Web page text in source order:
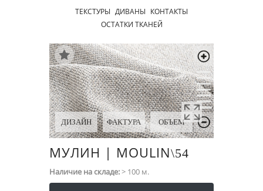
ТЕКСТУРЫ ДИВАНЫ КОНТАКТЫ
ОСТАТКИ ТКАНЕЙ
ДИЗАЙН ФАКТУРА ОБЪЕМ
МУЛИН | MOULIN\​54
Наличие на складе:> 100 м.